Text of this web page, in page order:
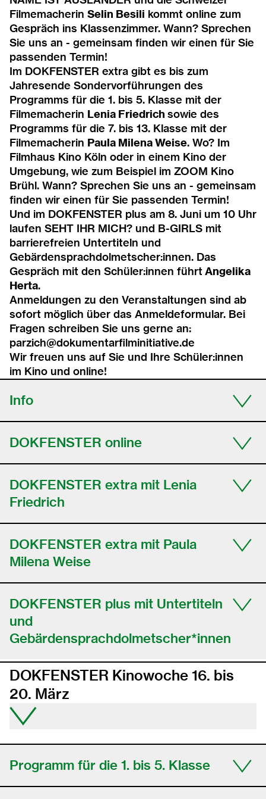
Filmemacherin Selin Besili kommt online zum
Gespräch ins Klassenzimmer. Wann? Sprechen
Sie uns an - gemeinsam finden wir einen für Sie
passenden Termin!
Im DOKFENSTER extra gibt es bis zum
Jahresende Sondervorführungen des
Programms für die 1. bis 5. Klasse mit der
Filmemacherin Lenia Friedrich sowie des
Programms für die 7. bis 13. Klasse mit der
Filmemacherin Paula Milena Weise. Wo? Im
Filmhaus Kino Köln oder in einem Kino der
Umgebung, wie zum Beispiel im ZOOM Kino
Brühl. Wann? Sprechen Sie uns an - gemeinsam
finden wir einen für Sie passenden Termin!
Und im DOKFENSTER plus am 8. Juni um 10 Uhr
laufen SEHT IHR MICH? und B-GIRLS mit
barrierefreien Untertiteln und
Gebärdensprachdolmetscher:innen. Das
Gespräch mit den Schüler:innen führtAngelika
Herta.
Anmeldungen zu den Veranstaltungen sind ab
sofort möglich über das Anmeldeformular. Bei
Fragen schreiben Sie uns gerne an:
parzich@dokumentarfilminitiative.de
Wir freuen uns auf Sie und Ihre Schüler:innen
im Kino und online!
Info
DOKFENSTER online
DOKFENSTER extra mit Lenia
Friedrich
DOKFENSTER extra mit Paula
Milena Weise
DOKFENSTER plus mit Untertiteln
und
Gebärdensprachdolmetscher*innen
DOKFENSTER Kinowoche 16. bis
20. März
Programm für die 1. bis 5. Klasse